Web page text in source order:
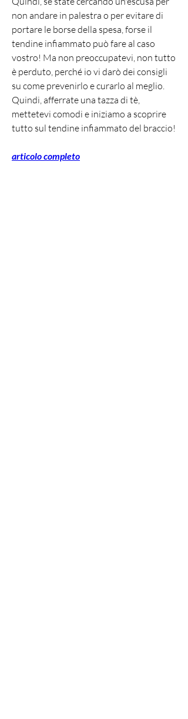
non andare in palestra o per evitare di
portare le borse della spesa, forse il
tendine infiammato può fare al caso
vostro! Ma non preoccupatevi, non tutto
è perduto, perché io vi darò dei consigli
su come prevenirlo e curarlo al meglio.
Quindi, afferrate una tazza di tè,
mettetevi comodi e iniziamo a scoprire
tutto sul tendine infiammato del braccio!
articolo completo